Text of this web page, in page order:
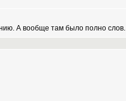
А вообще там было полно слов.